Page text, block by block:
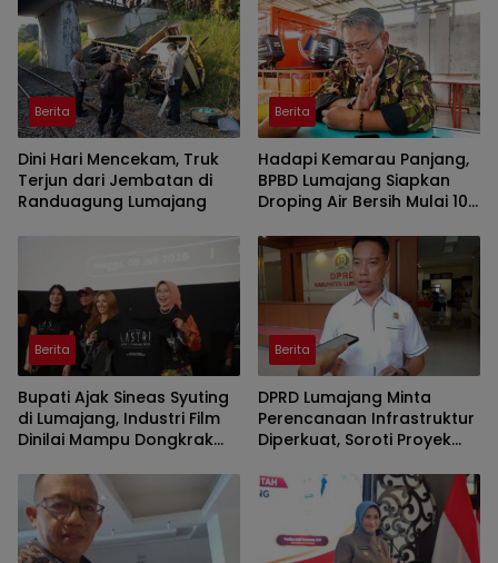
Berita
Dini Hari Mencekam, Truk
Terjun dari Jembatan di
Randuagung Lumajang
Berita
Hadapi Kemarau Panjang,
BPBD Lumajang Siapkan
Droping Air Bersih Mulai 10
Berita
Bupati Ajak Sineas Syuting
di Lumajang, Industri Film
Dinilai Mampu Dongkrak
Berita
DPRD Lumajang Minta
Perencanaan Infrastruktur
Diperkuat, Soroti Proyek
Bermasalah